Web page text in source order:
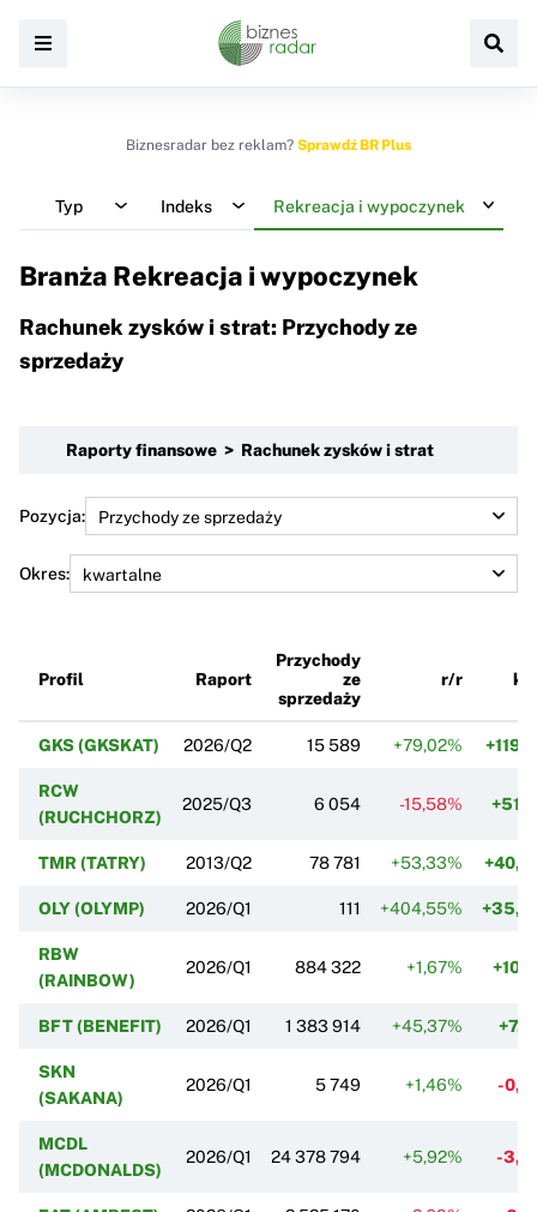
Biznesradar bez reklam? Sprawdź BR Plus
Typ Indeks Rekreacja i wypoczynek
Branża Rekreacja i wypoczynek
Rachunek zysków i strat: Przychody ze
sprzedaży
Raporty finansowe > Rachunek zysków i strat
Pozycja:
Okres:
Profil Raport
Przychody
ze
sprzedaży
r/r k/
GKS (GKSKAT) 2026/Q2 15 589 +79,02%
RCW
(RUCHCHORZ)
2025/Q3 6 054 -15,58%
TMR (TATRY) 2013/Q2 78 781 +53,33%
OLY (OLYMP) 2026/Q1 111 +404,55%
RBW
(RAINBOW)
2026/Q1 884 322 +1,67%
BFT (BENEFIT) 2026/Q1 1 383 914 +45,37%
SKN
(SAKANA)
2026/Q1 5 749 +1,46% -
MCDL
(MCDONALDS)
2026/Q1 24 378 794 +5,92% -